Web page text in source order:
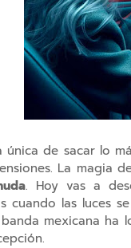
única de sacar lo
La magia
. Hoy vas a
cuando las luces
mexicana